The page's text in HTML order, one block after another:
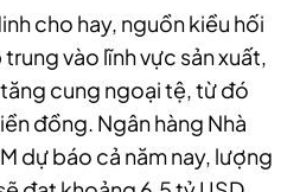
cho hay, nguồn kiều hối
vào lĩnh vực sản xuất,
cung ngoại tệ, từ đó
đồng. Ngân hàng Nhà
dự báo cả năm nay, lượng